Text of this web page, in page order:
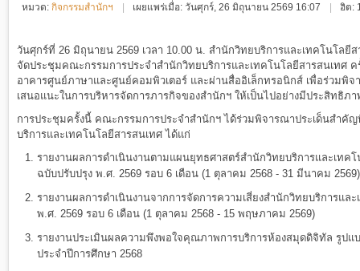
หมวด: กิจกรรมสำนักฯ เผยแพร่เมื่อ: วันศุกร์, 26 มิถุนายน 2569 16:07 ฮิต:
วันศุกร์ที่ 26 มิถุนายน 2569 เวลา 10.00 น. สำนักวิทยบริการและเทคโนโล
จัดประชุมคณะกรรมการประจำสำนักวิทยบริการและเทคโนโลยีสารสนเทศ
อาคารศูนย์ภาษาและศูนย์คอมพิวเตอร์ และผ่านสื่ออิเล็กทรอนิกส์ เพื่อร่วมพิ
เสนอแนะในการบริหารจัดการภารกิจของสำนักฯ ให้เป็นไปอย่างมีประสิทธิภา
การประชุมครั้งนี้ คณะกรรมการประจำสำนักฯ ได้ร่วมพิจารณาประเด็นสำคั
บริการและเทคโนโลยีสารสนเทศ ได้แก่
รายงานผลการดำเนินงานตามแผนยุทธศาสตร์สำนักวิทยบริการและเทค
ฉบับปรับปรุง พ.ศ. 2569 รอบ 6 เดือน (1 ตุลาคม 2568 - 31 มีนาคม 2569)
รายงานผลการดำเนินงานจากการจัดการความเสี่ยงสำนักวิทยบริการแล
พ.ศ. 2569 รอบ 6 เดือน (1 ตุลาคม 2568 - 15 พฤษภาคม 2569)
รายงานประเมินผลความพึงพอใจคุณภาพการบริการห้องสมุดดิจิทัล รูปแ
ประจำปีการศึกษา 2568